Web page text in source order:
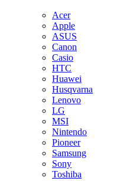
Acer
Apple
ASUS
Canon
Casio
HTC
Huawei
Husqvarna
Lenovo
LG
MSI
Nintendo
Pioneer
Samsung
Sony
Toshiba